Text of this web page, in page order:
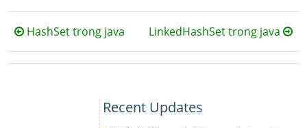
HashSet trong java LinkedHashSet trong java
Recent Updates